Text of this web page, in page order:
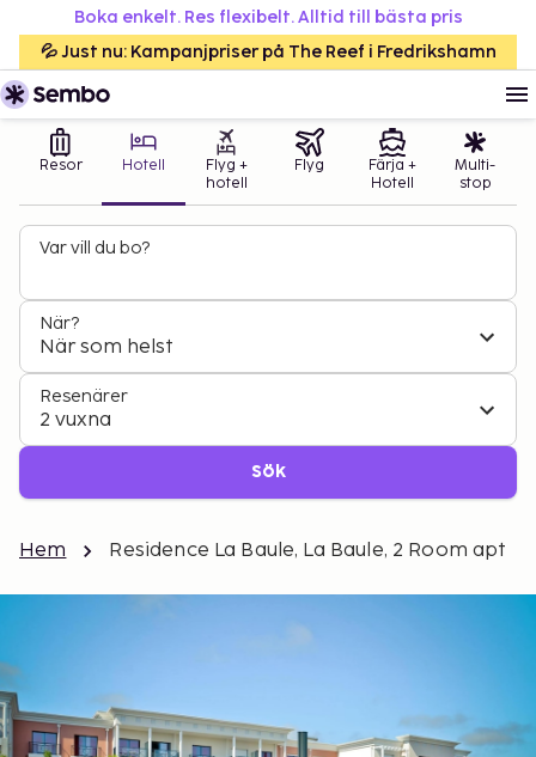
Boka enkelt. Res flexibelt. Alltid till bästa pris
💦 Just nu: Kampanjpriser på The Reef i Fredrikshamn
Resor Hotell
Flyg +
hotell
Flyg
Färja +
Hotell
Multi-
stop
Var vill du bo?
När?
När som helst
Resenärer
2 vuxna
Sök
Hem Residence La Baule, La Baule, 2 Room apt